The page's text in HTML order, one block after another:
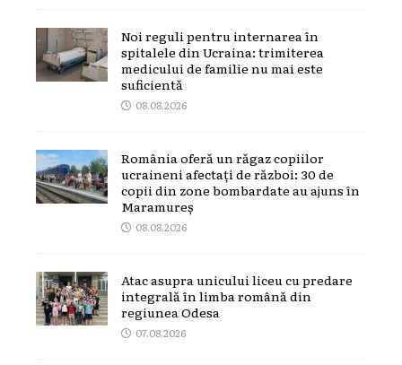
Noi reguli pentru internarea în
spitalele din Ucraina: trimiterea
medicului de familie nu mai este
suficientă
08.08.2026
România oferă un răgaz copiilor
ucraineni afectați de război: 30 de
copii din zone bombardate au ajuns în
Maramureș
08.08.2026
Atac asupra unicului liceu cu predare
integrală în limba română din
regiunea Odesa
07.08.2026